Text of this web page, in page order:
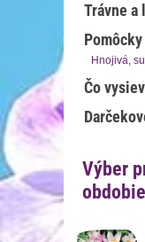
Trávne a
Hnojivá,
Čo
Výber
obdobie